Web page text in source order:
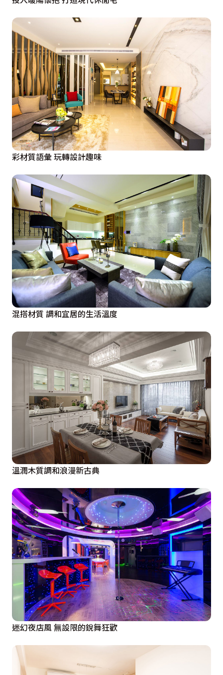
彩材質語彙 玩轉設計趣味
混搭材質 調和宜居的生活溫度
溫潤木質調和浪漫新古典
迷幻夜店風 無設限的銳舞狂歡